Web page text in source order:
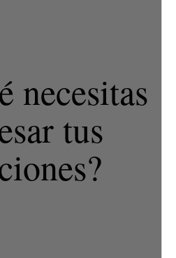
necesitas
tus